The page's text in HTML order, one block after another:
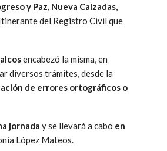
y Paz, Nueva Calzadas,
del Registro Civil que
encabezó la misma, en
diversos trámites, desde la
de errores ortográficos o
jornada y se llevará a cabo en
López Mateos.